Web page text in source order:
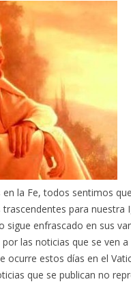
la Fe, todos sentimos
para nuestra
sigue enfrascado en sus
las noticias que se ven a
ocurre estos días en el
que se publican no